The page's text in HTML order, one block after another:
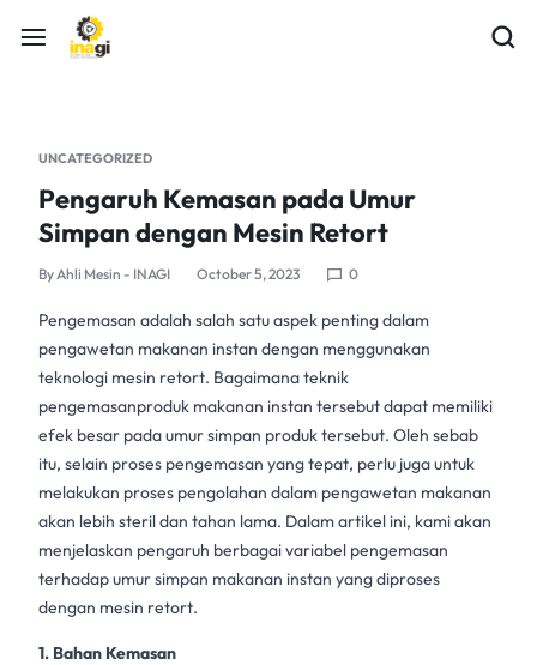
UNCATEGORIZED
Pengaruh Kemasan pada Umur
Simpan dengan Mesin Retort
ByAhli Mesin - INAGI October 5, 2023 0
Pengemasan adalah salah satu aspek penting dalam
pengawetan makanan instan dengan menggunakan
teknologi mesin retort. Bagaimana teknik
pengemasanproduk makanan instan tersebut dapat memiliki
efek besar pada umur simpan produk tersebut. Oleh sebab
itu, selain proses pengemasan yang tepat, perlu juga untuk
melakukan proses pengolahan dalam pengawetan makanan
akan lebih steril dan tahan lama. Dalam artikel ini, kami akan
menjelaskan pengaruh berbagai variabel pengemasan
terhadap umur simpan makanan instan yang diproses
dengan mesin retort.
1. Bahan Kemasan